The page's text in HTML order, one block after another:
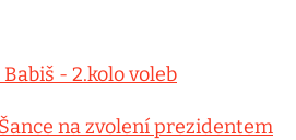
- 2.kolo voleb
na zvolení prezidentem